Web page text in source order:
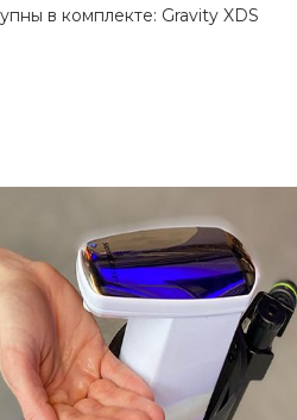
в комплекте: Gravity XDS